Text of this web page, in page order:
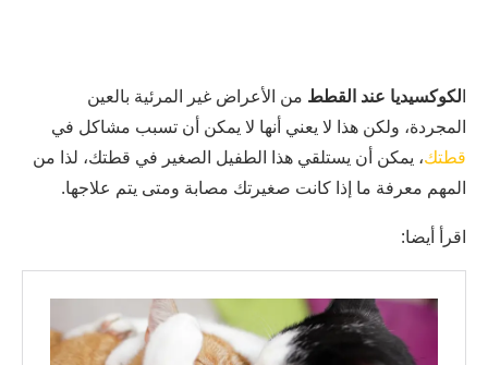
الكوكسيديا عند القطط من الأعراض غير المرئية بالعين
المجردة، ولكن هذا لا يعني أنها لا يمكن أن تسبب مشاكل في
قطتك، يمكن أن يستلقي هذا الطفيل الصغير في قطتك، لذا من
المهم معرفة ما إذا كانت صغيرتك مصابة ومتى يتم علاجها.
اقرأ أيضا: